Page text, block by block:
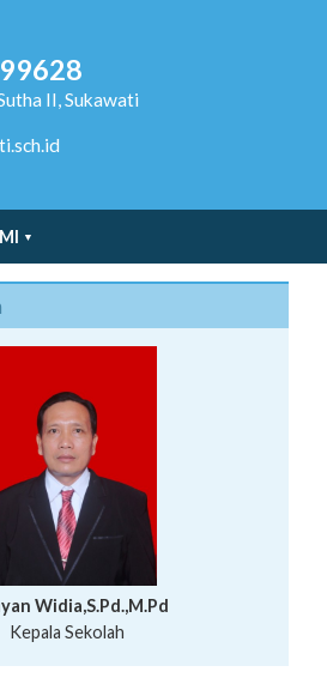
II, Sukawati
Widia,S.Pd.,M.Pd
Kepala Sekolah